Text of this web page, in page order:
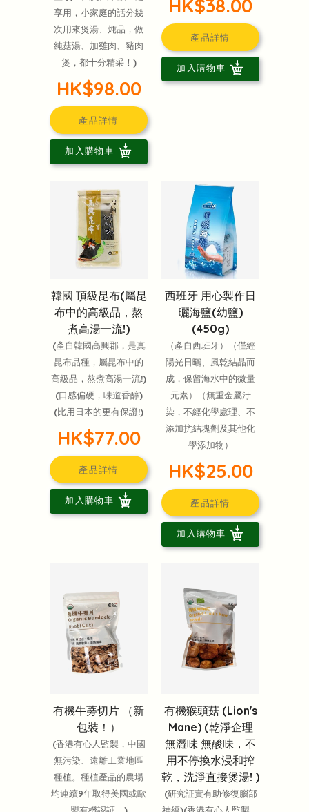
享用，小家庭的話分幾
次用來煲湯、炖品，做
純菇湯、加雞肉、豬肉
煲，都十分精采！)
HK$98.00
產品詳情
加入購物車
HK$38.00
產品詳情
加入購物車
韓國 頂級昆布(屬昆
布中的高級品，熬
煮高湯一流!)
(產自韓國高興郡，是真
昆布品種，屬昆布中的
高級品，熬煮高湯一流!)
(口感偏硬，味道香醇)
(比用日本的更有保證!)
HK$77.00
產品詳情
加入購物車
西班牙 用心製作日
曬海鹽(幼鹽)
(450g)
（產自西班牙）（僅經
陽光日曬、風乾結晶而
成，保留海水中的微量
元素）（無重金屬汙
染，不經化學處理、不
添加抗結塊劑及其他化
學添加物）
HK$25.00
產品詳情
加入購物車
有機牛蒡切片 （新
包裝！）
(香港有心人監製，中國
無污染、遠離工業地區
種植。種植產品的農場
均連續9年取得美國或歐
有機猴頭菇 (Lion's
Mane) (乾淨企理
無澀味 無酸味，不
用不停換水浸和搾
乾，洗淨直接煲湯! )
(研究証實有助修復腦部